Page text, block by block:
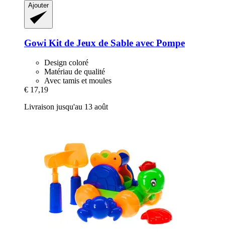
Ajouter
Gowi Kit de Jeux de Sable avec Pompe
Design coloré
Matériau de qualité
Avec tamis et moules
€ 17,19
Livraison jusqu'au 13 août